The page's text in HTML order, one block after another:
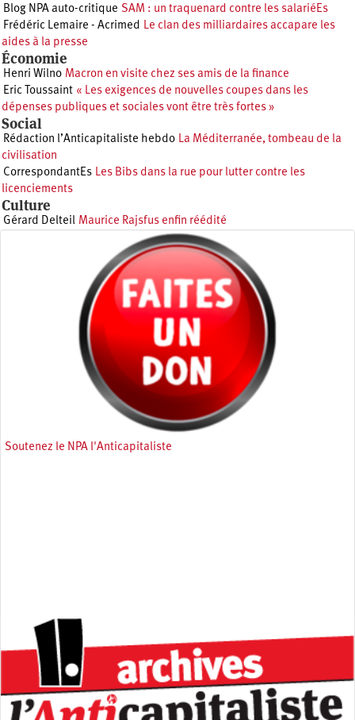
Blog NPA auto-critique SAM : un traquenard contre les salariéEs
Frédéric Lemaire - Acrimed Le clan des milliardaires accapare les
aides à la presse
Économie
Henri Wilno Macron en visite chez ses amis de la finance
Eric Toussaint « Les exigences de nouvelles coupes dans les
dépenses publiques et sociales vont être très fortes »
Social
Rédaction l’Anticapitaliste hebdo La Méditerranée, tombeau de la
civilisation
CorrespondantEs Les Bibs dans la rue pour lutter contre les
licenciements
Culture
Gérard Delteil Maurice Rajsfus enfin réédité
Soutenez le NPA l'Anticapitaliste